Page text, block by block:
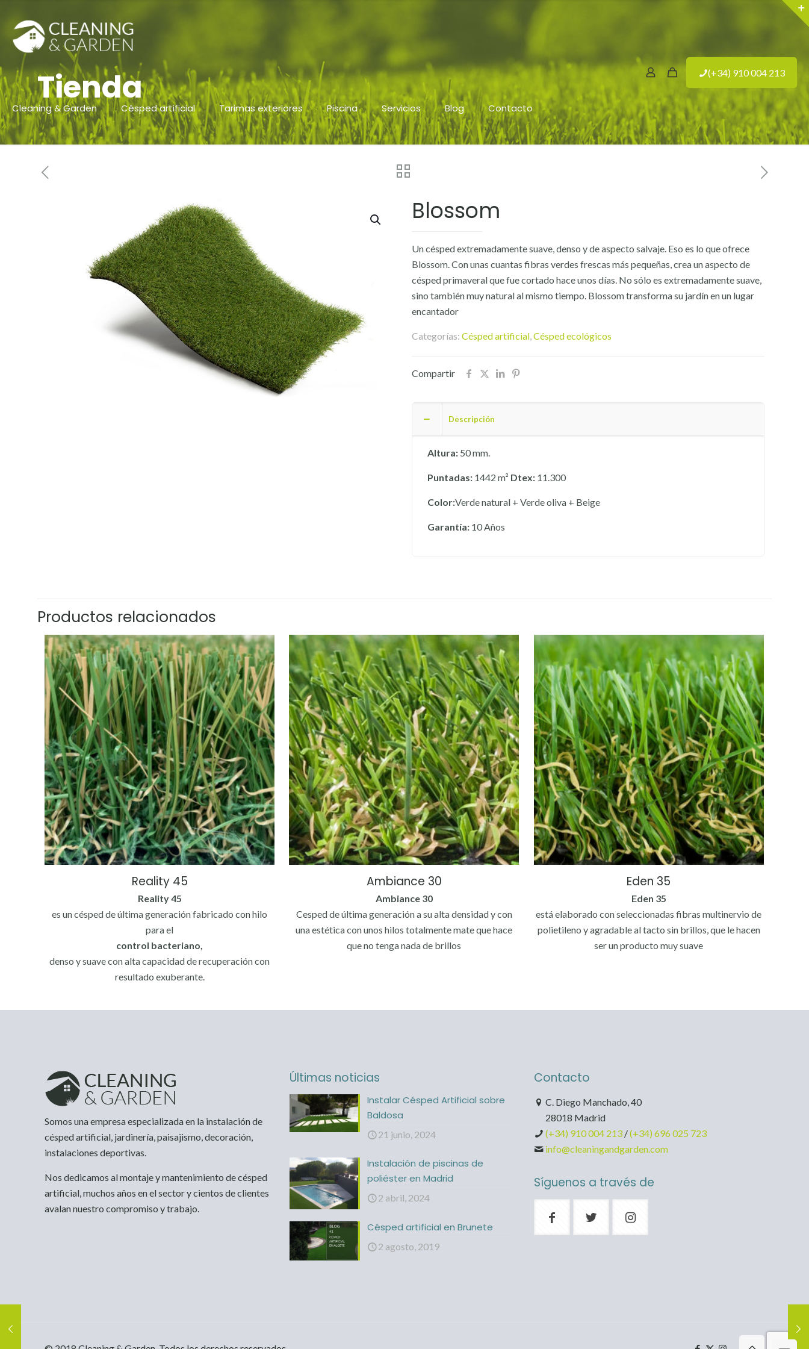
Cleaning & Garden Césped artificial Tarimas exteriores Piscina Servicios Blog Contacto
(+34) 910 004 213
Tienda
Blossom
Un césped extremadamente suave, denso y de aspecto salvaje. Eso es lo que ofrece
Blossom. Con unas cuantas fibras verdes frescas más pequeñas, crea un aspecto de
césped primaveral que fue cortado hace unos días. No sólo es extremadamente suave,
sino también muy natural al mismo tiempo. Blossom transforma su jardín en un lugar
encantador
Categorías: Césped artificial,Césped ecológicos
Compartir
Descripción
Altura: 50 mm.
Puntadas: 1442 m² Dtex: 11.300
Color:Verde natural + Verde oliva + Beige
Garantía: 10 Años
Productos relacionados
Reality 45
Reality 45
es un césped de última generación fabricado con hilo
para el
control bacteriano,
denso y suave con alta capacidad de recuperación con
resultado exuberante.
Ambiance 30
Ambiance 30
Cesped de última generación a su alta densidad y con
una estética con unos hilos totalmente mate que hace
que no tenga nada de brillos
Eden 35
Eden 35
está elaborado con seleccionadas fibras multinervio de
polietileno y agradable al tacto sin brillos, que le hacen
ser un producto muy suave
Somos una empresa especializada en la instalación de
césped artificial, jardinería, paisajismo, decoración,
instalaciones deportivas.
Nos dedicamos al montaje y mantenimiento de césped
artificial, muchos años en el sector y cientos de clientes
avalan nuestro compromiso y trabajo.
Últimas noticias
Instalar Césped Artificial sobre
Baldosa
21 junio, 2024
Instalación de piscinas de
poliéster en Madrid
2 abril, 2024
Césped artificial en Brunete
2 agosto, 2019
Contacto
C. Diego Manchado, 40
28018 Madrid
(+34) 910 004 213 /(+34) 696 025 723
info@cleaningandgarden.com
Síguenos a través de